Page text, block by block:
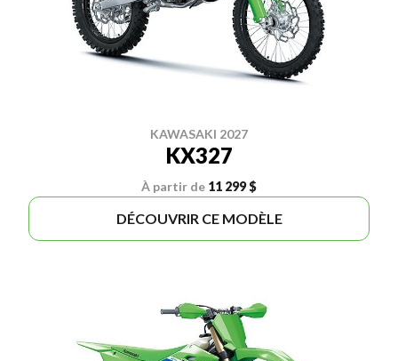
KAWASAKI 2027
KX327
À partir de 11 299 $
DÉCOUVRIR CE MODÈLE